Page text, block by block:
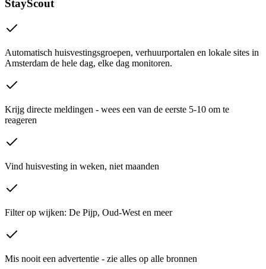
StayScout
Automatisch huisvestingsgroepen, verhuurportalen en lokale sites in
Amsterdam de hele dag, elke dag monitoren.
Krijg directe meldingen - wees een van de eerste 5-10 om te
reageren
Vind huisvesting in weken, niet maanden
Filter op wijken: De Pijp, Oud-West en meer
Mis nooit een advertentie - zie alles op alle bronnen